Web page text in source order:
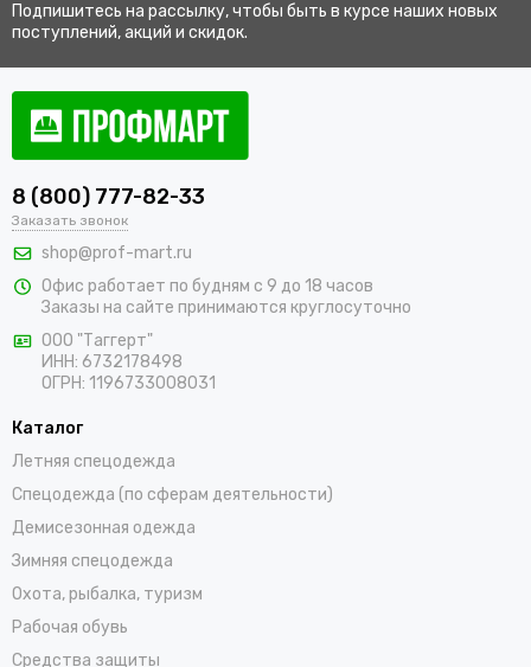
Подпишитесь на рассылку, чтобы быть в курсе наших новых
поступлений, акций и скидок.
8 (800) 777-82-33
Заказать звонок
shop@prof-mart.ru
Офис работает по будням с 9 до 18 часов
Заказы на сайте принимаются круглосуточно
ООО "Таггерт"
ИНН: 6732178498
ОГРН: 1196733008031
Каталог
Летняя спецодежда
Спецодежда (по сферам деятельности)
Демисезонная одежда
Зимняя спецодежда
Охота, рыбалка, туризм
Рабочая обувь
Средства защиты